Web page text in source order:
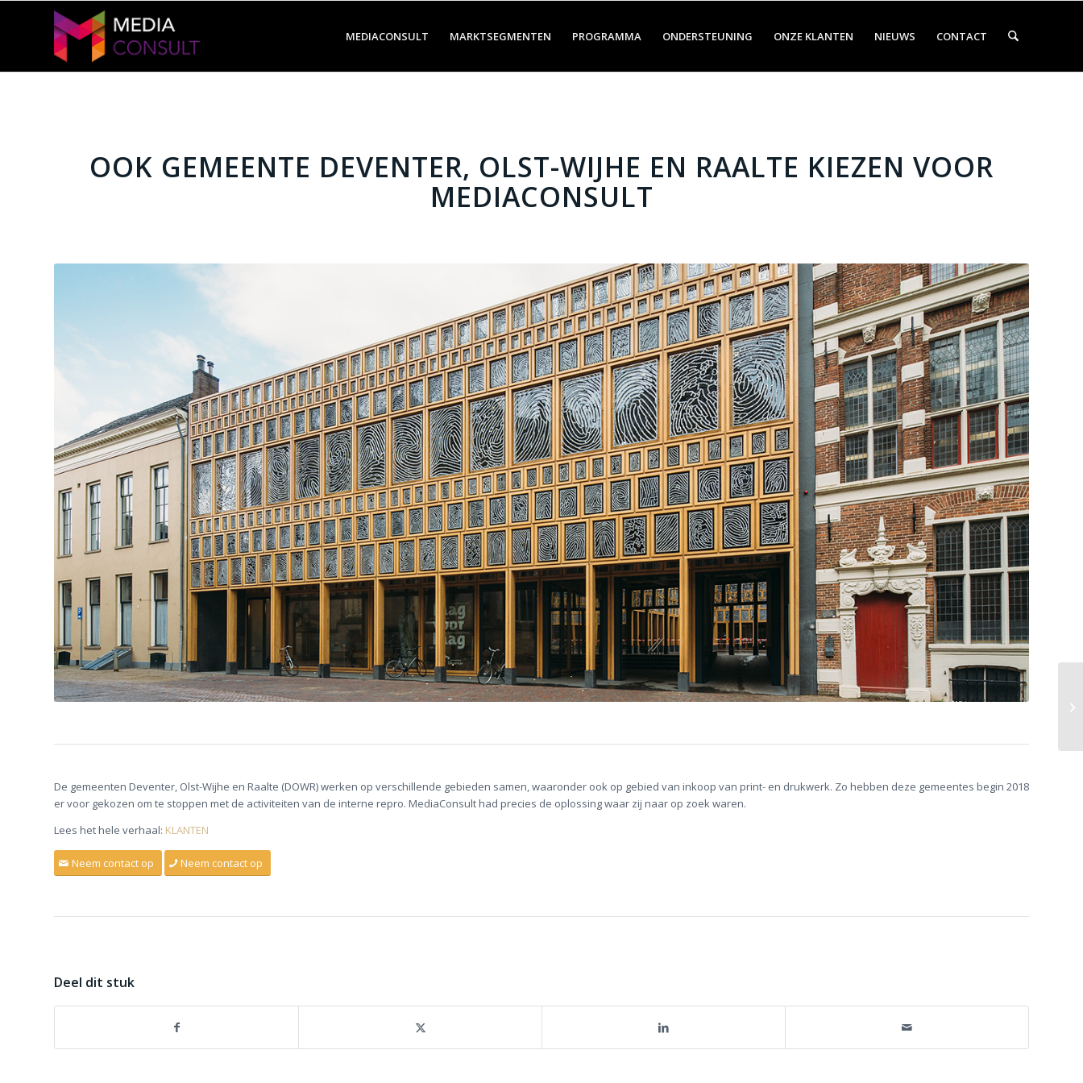
MEDIACONSULT MARKTSEGMENTEN PROGRAMMA ONDERSTEUNING ONZE KLANTEN NIEUWS CONTACT
OOK GEMEENTE DEVENTER, OLST-WIJHE EN RAALTE KIEZEN VOOR
MEDIACONSULT
De gemeenten Deventer, Olst-Wijhe en Raalte (DOWR) werken op verschillende gebieden samen, waaronder ook op gebied van inkoop van print- en drukwerk. Zo hebben deze gemeentes begin 2018
er voor gekozen om te stoppen met de activiteiten van de interne repro. MediaConsult had precies de oplossing waar zij naar op zoek waren.
Lees het hele verhaal: KLANTEN
Neem contact op Neem contact op
Deel dit stuk